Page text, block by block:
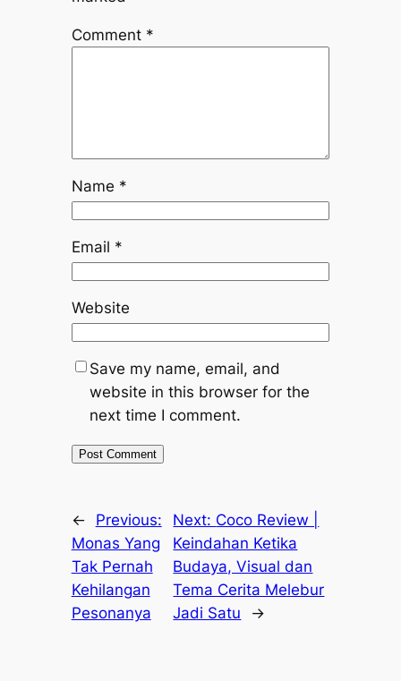
Comment *
Name *
Email *
Website
Save my name, email, and
website in this browser for the
next time I comment.
←
Previous:
Monas Yang
Tak Pernah
Kehilangan
Pesonanya
Next: Coco Review |
Keindahan Ketika
Budaya, Visual dan
Tema Cerita Melebur
Jadi Satu
→